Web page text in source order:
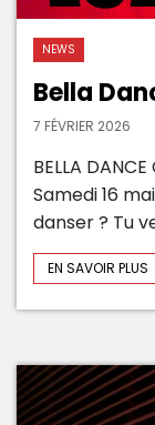
NEWS
Bella
7 FÉVRIER 2026
BELLA
Samedi 16
danser ? Tu
EN SAVOIR PLUS